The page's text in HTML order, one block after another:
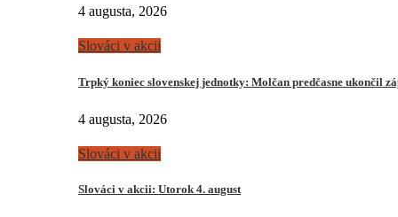
4 augusta, 2026
Slováci v akcii
Trpký koniec slovenskej jednotky: Molčan predčasne ukončil
4 augusta, 2026
Slováci v akcii
Slováci v akcii: Utorok 4. august